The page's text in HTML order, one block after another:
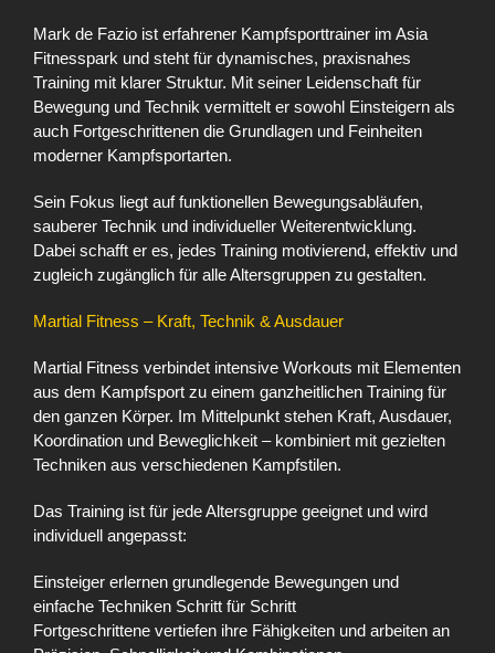
Mark de Fazio ist erfahrener Kampfsporttrainer im Asia
Fitnesspark und steht für dynamisches, praxisnahes
Training mit klarer Struktur. Mit seiner Leidenschaft für
Bewegung und Technik vermittelt er sowohl Einsteigern als
auch Fortgeschrittenen die Grundlagen und Feinheiten
moderner Kampfsportarten.
Sein Fokus liegt auf funktionellen Bewegungsabläufen,
sauberer Technik und individueller Weiterentwicklung.
Dabei schafft er es, jedes Training motivierend, effektiv und
zugleich zugänglich für alle Altersgruppen zu gestalten.
Martial Fitness – Kraft, Technik & Ausdauer
Martial Fitness verbindet intensive Workouts mit Elementen
aus dem Kampfsport zu einem ganzheitlichen Training für
den ganzen Körper. Im Mittelpunkt stehen Kraft, Ausdauer,
Koordination und Beweglichkeit – kombiniert mit gezielten
Techniken aus verschiedenen Kampfstilen.
Das Training ist für jede Altersgruppe geeignet und wird
individuell angepasst:
Einsteiger erlernen grundlegende Bewegungen und
einfache Techniken Schritt für Schritt
Fortgeschrittene vertiefen ihre Fähigkeiten und arbeiten an